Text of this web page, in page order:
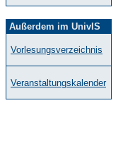
Außerdem im UnivIS
Vorlesungsverzeichnis
Veranstaltungskalender